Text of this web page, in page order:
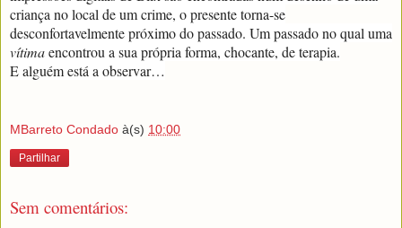
criança no local de um crime, o presente torna-se
desconfortavelmente próximo do passado. Um passado no qual uma
vítimaencontrou a sua própria forma, chocante, de terapia.
E alguém está a observar…
MBarreto Condado à(s) 10:00
Partilhar
Sem comentários: